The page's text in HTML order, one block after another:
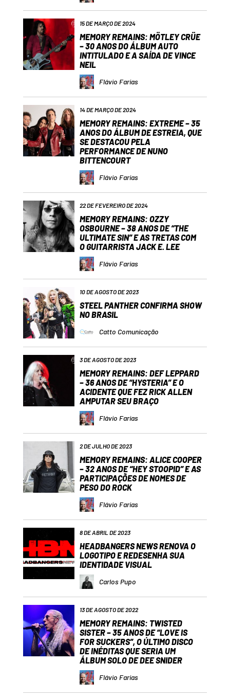
15 DE MARÇO DE 2024
MEMORY REMAINS: MÖTLEY CRÜE
– 30 ANOS DO ÁLBUM AUTO
INTITULADO E A SAÍDA DE VINCE
NEIL
Flávio Farias
14 DE MARÇO DE 2024
MEMORY REMAINS: EXTREME – 35
ANOS DO ÁLBUM DE ESTREIA, QUE
SE DESTACOU PELA
PERFORMANCE DE NUNO
BITTENCOURT
Flávio Farias
22 DE FEVEREIRO DE 2024
MEMORY REMAINS: OZZY
OSBOURNE – 38 ANOS DE “THE
ULTIMATE SIN” E AS TRETAS COM
O GUITARRISTA JACK E. LEE
Flávio Farias
10 DE AGOSTO DE 2023
STEEL PANTHER CONFIRMA SHOW
NO BRASIL
Catto Comunicação
3 DE AGOSTO DE 2023
MEMORY REMAINS: DEF LEPPARD
– 36 ANOS DE “HYSTERIA” E O
ACIDENTE QUE FEZ RICK ALLEN
AMPUTAR SEU BRAÇO
Flávio Farias
2 DE JULHO DE 2023
MEMORY REMAINS: ALICE COOPER
– 32 ANOS DE “HEY STOOPID” E AS
PARTICIPAÇÕES DE NOMES DE
PESO DO ROCK
Flávio Farias
8 DE ABRIL DE 2023
HEADBANGERS NEWS RENOVA O
LOGOTIPO E REDESENHA SUA
IDENTIDADE VISUAL
Carlos Pupo
13 DE AGOSTO DE 2022
MEMORY REMAINS: TWISTED
SISTER – 35 ANOS DE “LOVE IS
FOR SUCKERS”, O ÚLTIMO DISCO
DE INÉDITAS QUE SERIA UM
ÁLBUM SOLO DE DEE SNIDER
Flávio Farias